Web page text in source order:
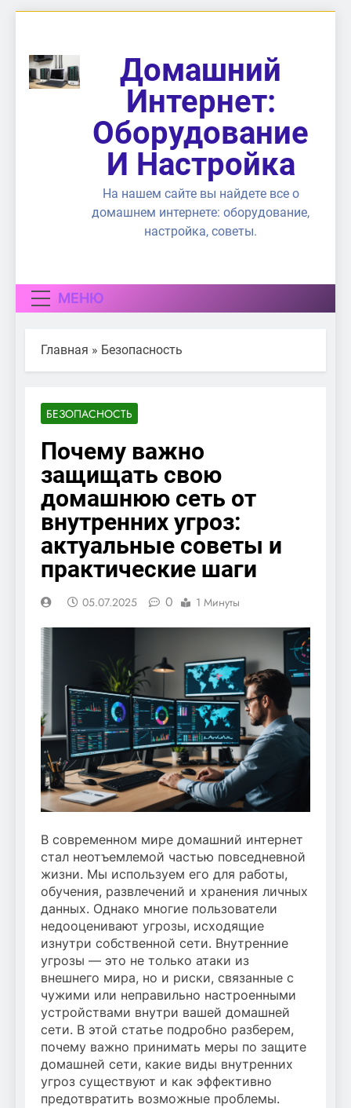
содержимому
Домашний
Интернет:
Оборудование
И Настройка
На нашем сайте вы найдете все о
домашнем интернете: оборудование,
настройка, советы.
МЕНЮ
Главная » Безопасность
БЕЗОПАСНОСТЬ
Почему важно
защищать свою
домашнюю сеть от
внутренних угроз:
актуальные советы и
практические шаги
05.07.2025 0 1 Минуты
В современном мире домашний интернет
стал неотъемлемой частью повседневной
жизни. Мы используем его для работы,
обучения, развлечений и хранения личных
данных. Однако многие пользователи
недооценивают угрозы, исходящие
изнутри собственной сети. Внутренние
угрозы — это не только атаки из
внешнего мира, но и риски, связанные с
чужими или неправильно настроенными
устройствами внутри вашей домашней
сети. В этой статье подробно разберем,
почему важно принимать меры по защите
домашней сети, какие виды внутренних
угроз существуют и как эффективно
предотвратить возможные проблемы.